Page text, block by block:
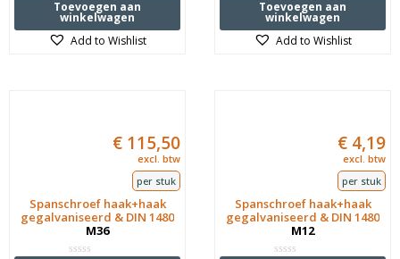
Waardering
0
uit
5
Toevoegen aan
winkelwagen
Add to Wishlist
Waardering
0
uit
5
Toevoegen aan
winkelwagen
Add to Wishlist
Spanschroef haak+haak
gegalvaniseerd & DIN 1480
M36
€ 115,50
excl. btw
per stuk
Spanschroef haak+haak
gegalvaniseerd & DIN 1480
M12
€ 4,19
excl. btw
per stuk